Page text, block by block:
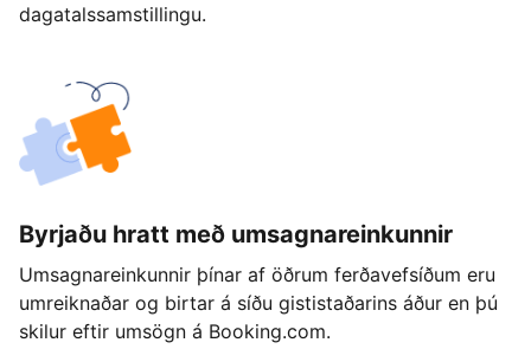
dagatalssamstillingu.
Byrjaðu hratt með umsagnareinkunnir
Umsagnareinkunnir þínar af öðrum ferðavefsíðum eru
umreiknaðar og birtar á síðu gististaðarins áður en þú
skilur eftir umsögn á Booking.com.